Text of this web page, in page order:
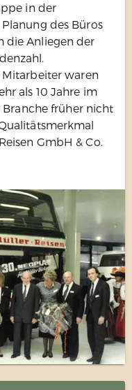
in der
des Büros
die Anliegen der
Mitarbeiter waren
als 10 Jahre im
Branche früher nicht
GmbH & Co.